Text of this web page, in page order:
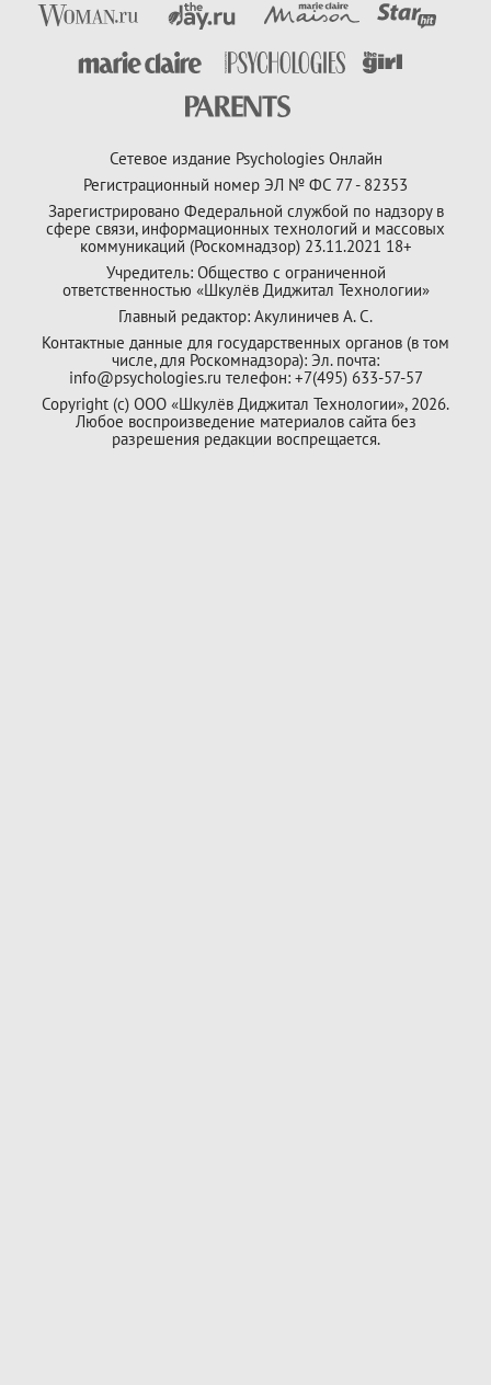
Сетевое издание Psychologies Онлайн
Регистрационный номер ЭЛ № ФС 77 - 82353
Зарегистрировано Федеральной службой по надзору в
сфере связи, информационных технологий и массовых
коммуникаций (Роскомнадзор) 23.11.2021 18+
Учредитель: Общество с ограниченной
ответственностью «Шкулёв Диджитал Технологии»
Главный редактор: Акулиничев А. С.
Контактные данные для государственных органов (в том
числе, для Роскомнадзора): Эл. почта:
info@psychologies.ru телефон: +7(495) 633-57-57
Copyright (с) ООО «Шкулёв Диджитал Технологии», 2026.
Любое воспроизведение материалов сайта без
разрешения редакции воспрещается.